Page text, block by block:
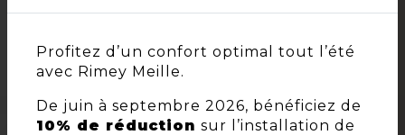
Profitez d’un confort optimal tout l’été
avec Rimey Meille.
De juin à septembre 2026, bénéficiez de
10% de réduction sur l’installation de